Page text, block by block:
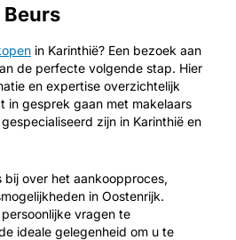
Beurs
in Karinthië? Een bezoek aan
de perfecte volgende stap. Hier
en expertise overzichtelijk
in gesprek gaan met makelaars
zijn in Karinthië en
bij over het aankoopproces,
in Oostenrijk.
vragen te
ideale gelegenheid om u te